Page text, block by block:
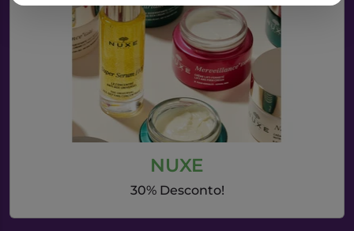
NUXE
30% Desconto!